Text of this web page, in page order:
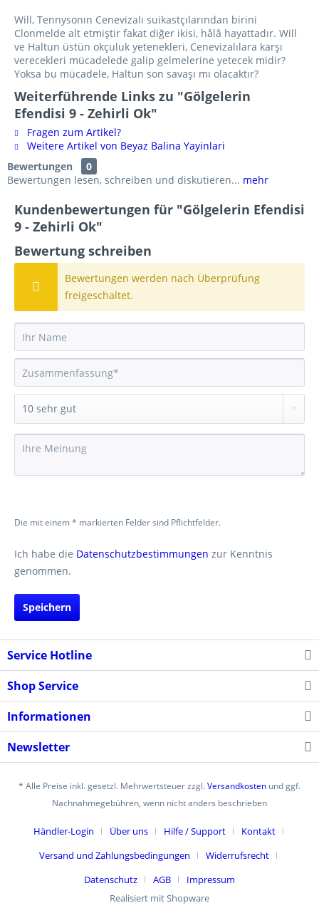
Will, Tennysonın Cenevizalı suikastçılarından birini
Clonmelde alt etmiştir fakat diğer ikisi, hâlâ hayattadır. Will
ve Haltun üstün okçuluk yetenekleri, Cenevizalılara karşı
verecekleri mücadelede galip gelmelerine yetecek midir?
Yoksa bu mücadele, Haltun son savaşı mı olacaktır?
Weiterführende Links zu "Gölgelerin
Efendisi 9 - Zehirli Ok"
Fragen zum Artikel?
Weitere Artikel von Beyaz Balina Yayinlari
Bewertungen
0
Bewertungen lesen, schreiben und diskutieren... mehr
Kundenbewertungen für "Gölgelerin Efendisi
9 - Zehirli Ok"
Bewertung schreiben
Bewertungen werden nach Überprüfung
freigeschaltet.
Die mit einem * markierten Felder sind Pflichtfelder.
Ich habe die Datenschutzbestimmungen zur Kenntnis
genommen.
Speichern
Service Hotline
Shop Service
Informationen
Newsletter
* Alle Preise inkl. gesetzl. Mehrwertsteuer zzgl.Versandkosten und ggf.
Nachnahmegebühren, wenn nicht anders beschrieben
Händler-Login Über uns Hilfe / Support
Kontakt
Versand und Zahlungsbedingungen
Widerrufsrecht
Datenschutz
AGB
Impressum
Realisiert mit Shopware